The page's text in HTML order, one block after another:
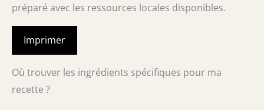
préparé avec les ressources locales disponibles.
Imprimer
Où trouver les ingrédients spécifiques pour ma
recette ?